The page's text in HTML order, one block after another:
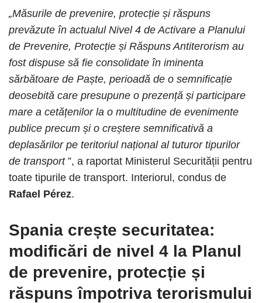
„Măsurile de prevenire, protecție și răspuns
prevăzute în actualul Nivel 4 de Activare a Planului
de Prevenire, Protecție și Răspuns Antiterorism au
fost dispuse să fie consolidate în iminenta
sărbătoare de Paște, perioadă de o semnificație
deosebită care presupune o prezență și participare
mare a cetățenilor la o multitudine de evenimente
publice precum și o creștere semnificativă a
deplasărilor pe teritoriul național al tuturor tipurilor
de transport”, a raportat Ministerul Securității pentru
toate tipurile de transport. Interiorul, condus de
Rafael Pérez.
Spania crește securitatea:
modificări de nivel 4 la Planul
de prevenire, protecție și
răspuns împotriva terorismului